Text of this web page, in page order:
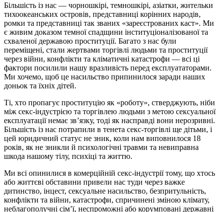
Більшість із нас — чорношкірі, темношкірі, азіатки, жительки
тихоокеанських островів, представниці корінних народів,
ромки та представниці так званих «зареєстрованих каст». Ми
є живим доказом темної спадщини інституціоналізованої та
схваленої державою проституції. Багато з нас були
переміщені, стали жертвами торгівлі людьми та проституції
через війни, конфлікти та кліматичні катастрофи — всі ці
фактори посилили нашу вразливість перед експлуататорами.
Ми хочемо, щоб це насильство припинилося заради наших
доньок та їхніх дітей.
Ті, хто пропагує проституцію як «роботу», стверджують, ніби
між секс-індустрією та торгівлею людьми з метою сексуальної
експлуатації немає зв’язку, тоді як насправді вони нерозривні.
Більшість із нас потрапили в тенета секс-торгівлі ще дітьми, і
цей юридичний статус не зник, коли нам виповнилося 18
років, як не зникли й психологічні травми та невиправна
шкода нашому тілу, психіці та життю.
Ми всі опинилися в комерційній секс-індустрії тому, що хтось
або життєві обставини привели нас туди через важке
дитинство, інцест, сексуальне насильство, безпритульність,
конфлікти та війни, катастрофи, спричинені зміною клімату,
неблагополучні сім’ї, неспроможні або корумповані державні